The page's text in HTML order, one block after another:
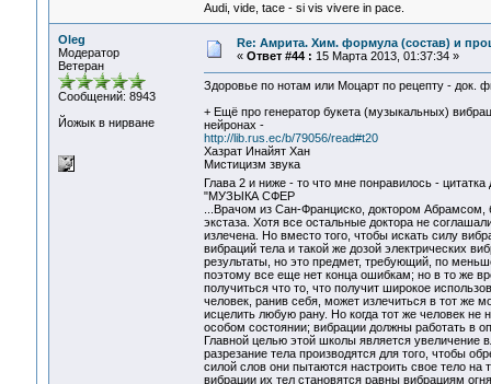
Audi, vide, tace - si vis vivere in pace.
Oleg
Модератор
Ветеран
Сообщений: 8943
Йожык в нирване
Re: Амрита. Хим. формула (состав) и
« Ответ #44 : 15 Марта 2013, 01:37:34 »
Здоровье по нотам или Моцарт по рецепту - док.
+ Ещё про генератор букета (музыкальных)
нейронах -
http://lib.rus.ec/b/79056/read#t20
Хазрат Инайят Хан
Мистицизм звука
Глава 2 и ниже - то что мне понравилось -
"МУЗЫКА СФЕР
...Врачом из Сан-Франциско, доктором
экстаза. Хотя все остальные доктора не
излечена. Но вместо того, чтобы искать силу
вибраций тела и такой же дозой электрических
результаты, но это предмет, требующий, по
поэтому все еще нет конца ошибкам; но в то же
получиться что то, что получит широкое
человек, ранив себя, может излечиться в тот же
исцелить любую рану. Но когда тот же человек не
особом состоянии; вибрации должны работать в
Главной целью этой школы является увеличение
разрезание тела производятся для того, чтобы
силой слов они пытаются настроить свое тело на
вибрации их тел становятся равны вибрациям